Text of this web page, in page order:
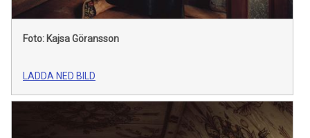
Foto: Kajsa Göransson
LADDA NED BILD